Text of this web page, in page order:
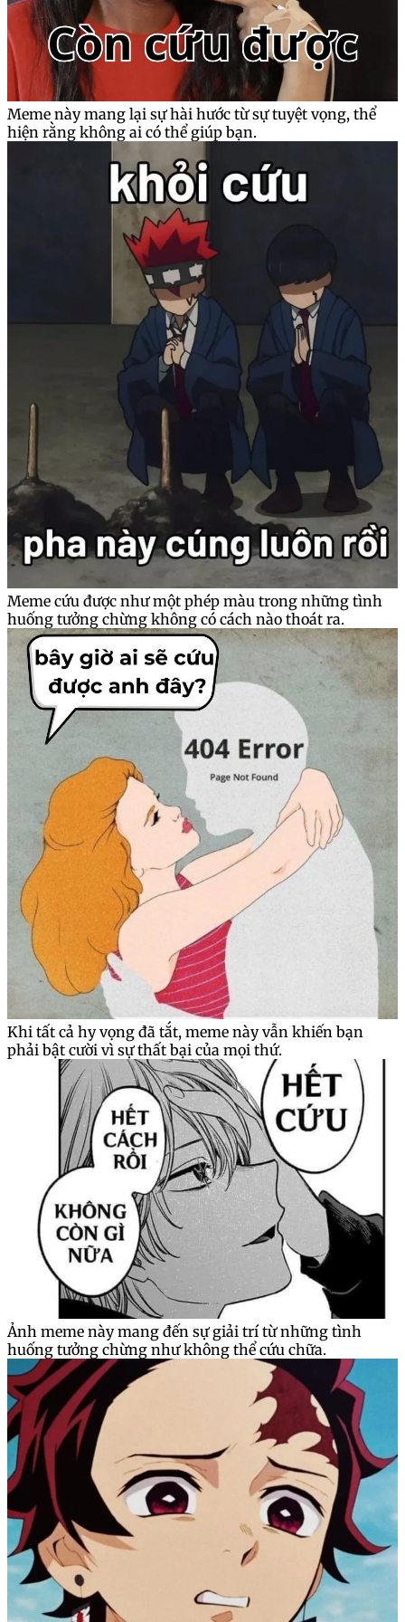
Meme này mang lại sự hài hước từ sự tuyệt vọng, thể
hiện rằng không ai có thể giúp bạn.
Meme cứu được như một phép màu trong những tình
huống tưởng chừng không có cách nào thoát ra.
Khi tất cả hy vọng đã tắt, meme này vẫn khiến bạn
phải bật cười vì sự thất bại của mọi thứ.
Ảnh meme này mang đến sự giải trí từ những tình
huống tưởng chừng như không thể cứu chữa.